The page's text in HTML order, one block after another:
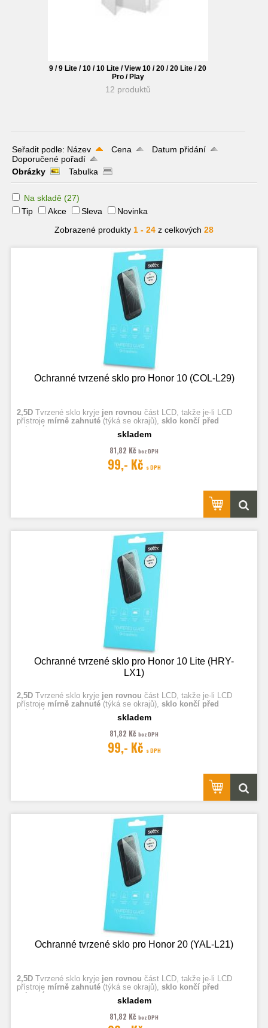
9 / 9 Lite / 10 / 10 Lite / View 10 / 20 / 20 Lite / 20
Pro / Play
12 produktů
Seřadit podle: Název Cena
Datum přidání
Doporučené pořadí
Obrázky
Tabulka
Na skladě (27)
Tip
Akce Sleva
Novinka
Zobrazené produkty 1 - 24 z celkových 28
Ochranné tvrzené sklo pro Honor 10 (COL-L29)
2,5D Tvrzené sklo kryje jen rovnou část LCD, takže je-li LCD
přístroje mírně zahnuté (týká se okrajů), sklo končí před
zahnutím.
Fotografie jsou ilustrační.
skladem
81,82 Kč bez DPH
99,- Kč s DPH
Ochranné tvrzené sklo pro Honor 10 Lite (HRY-
LX1)
2,5D Tvrzené sklo kryje jen rovnou část LCD, takže je-li LCD
přístroje mírně zahnuté (týká se okrajů), sklo končí před
zahnutím.
Fotografie jsou ilustrační.
skladem
81,82 Kč bez DPH
99,- Kč s DPH
Ochranné tvrzené sklo pro Honor 20 (YAL-L21)
2,5D Tvrzené sklo kryje jen rovnou část LCD, takže je-li LCD
přístroje mírně zahnuté (týká se okrajů), sklo končí před
zahnutím.
Fotografie jsou ilustrační.
skladem
81,82 Kč bez DPH